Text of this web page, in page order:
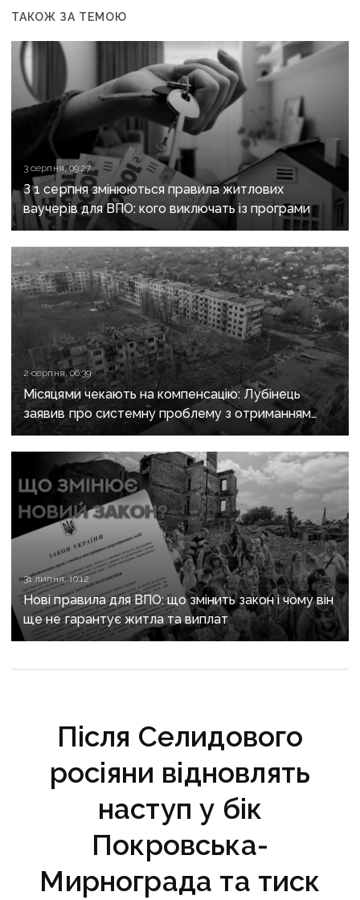
ТАКОЖ ЗА ТЕМОЮ
3 серпня, 09:27
З 1 серпня змінюються правила житлових
ваучерів для ВПО: кого виключать із програми
2 серпня, 06:39
Місяцями чекають на компенсацію: Лубінець
заявив про системну проблему з отриманням
сертифікатів за зруйноване житло
31 липня, 10:12
Нові правила для ВПО: що змінить закон і чому він
ще не гарантує житла та виплат
Після Селидового
росіяни відновлять
наступ у бік
Покровська-
Мирнограда та тиск